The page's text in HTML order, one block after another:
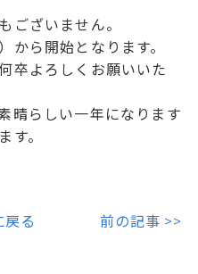
ございません。
から開始となります。
卒よろしくお願いいた
晴らしい一年になります
す。
戻る 前の記事 >>